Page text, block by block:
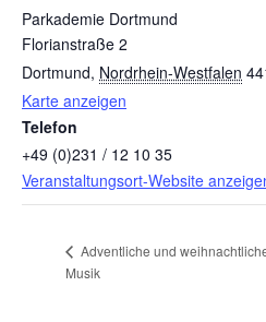
Parkademie Dortmund
Florianstraße 2
Dortmund, Nordrhein-Westfalen
Karte anzeigen
Telefon
+49 (0)231 / 12 10 35
Veranstaltungsort-Website
Adventliche und
Musik